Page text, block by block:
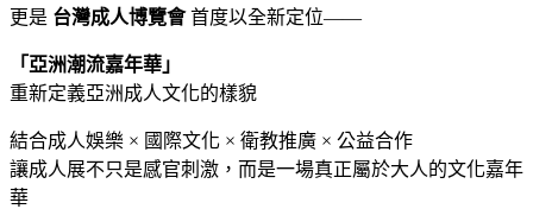
更是 台灣成人博覽會首度以全新定位——
「亞洲潮流嘉年華」
重新定義亞洲成人文化的樣貌
結合成人娛樂 × 國際文化 × 衛教推廣 × 公益合作
讓成人展不只是感官刺激，而是一場真正屬於大人的文化嘉年
華